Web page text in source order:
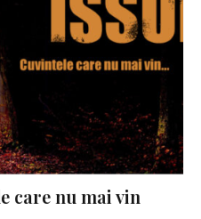
care nu mai vin